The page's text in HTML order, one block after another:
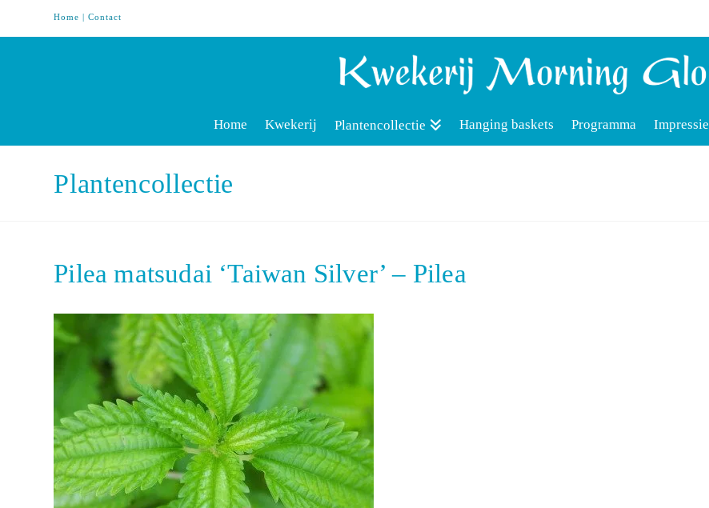
Home |Contact
Home Kwekerij Plantencollectie Hanging baskets Programma Impressie
Plantencollectie
Pilea matsudai ‘Taiwan Silver’ – Pilea